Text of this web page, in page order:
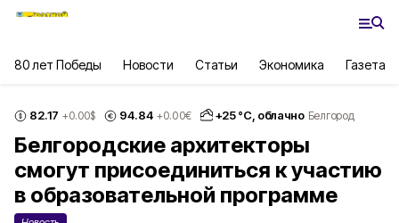
80 лет Победы Новости Статьи Экономика Газета
82.17 +0.00$ 94.84 +0.00€ +25°С, облачно Белгород
Белгородские архитекторы
смогут присоединиться к участию
в образовательной программе